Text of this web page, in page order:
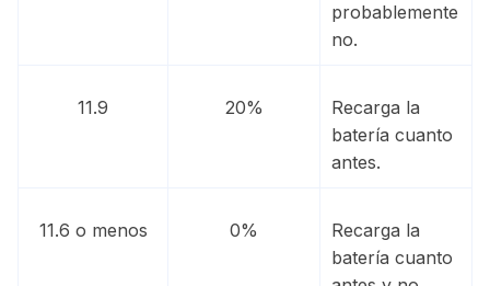
probablemente
no.
11.9 20%
Recarga la
batería cuanto
antes.
11.6 o menos 0%
Recarga la
batería cuanto